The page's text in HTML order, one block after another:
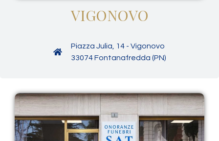
VIGONOVO
Piazza Julia, 14 - Vigonovo
33074 Fontanafredda (PN)